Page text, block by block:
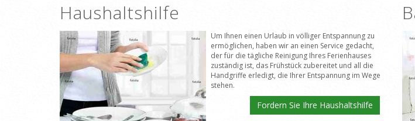
Haushaltshilfe
Um Ihnen einen Urlaub in völliger Entspannung zu
ermöglichen, haben wir an einen Service gedacht,
der für die tägliche Reinigung Ihres Ferienhauses
zuständig ist, das Frühstück zubereitet und all die
Handgriffe erledigt, die Ihrer Entspannung im Wege
stehen.
Fordern Sie Ihre Haushaltshilfe